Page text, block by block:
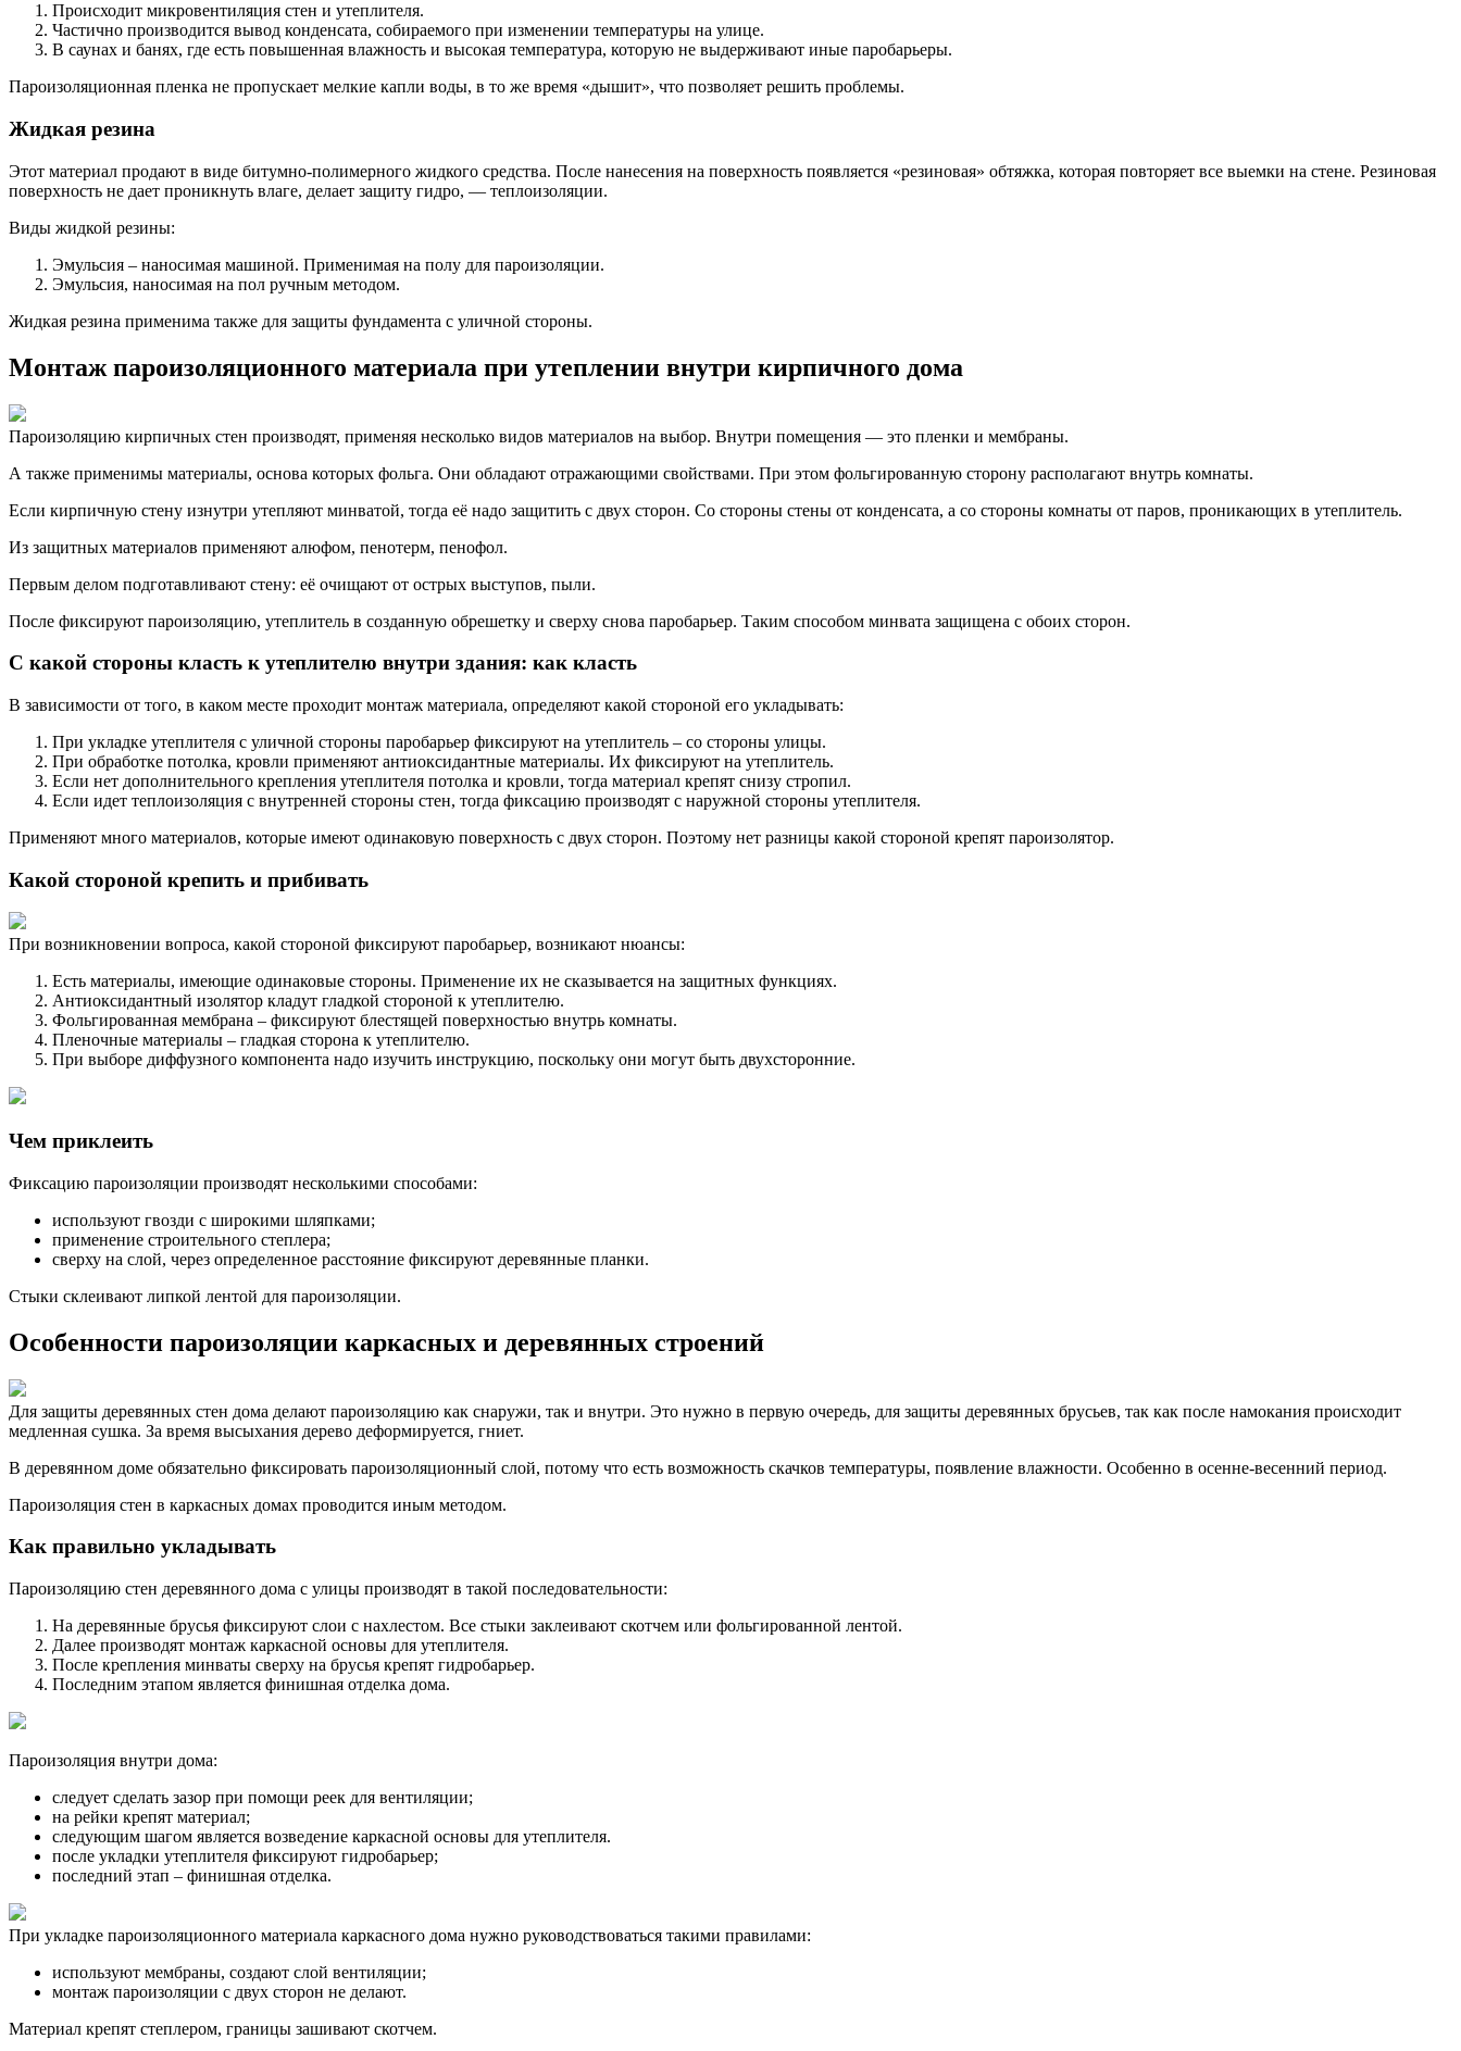
Происходит микровентиляция стен и утеплителя.
Частично производится вывод конденсата, собираемого при изменении температуры на улице.
В саунах и банях, где есть повышенная влажность и высокая температура, которую не выдерживают иные паробарьеры.
Пароизоляционная пленка не пропускает мелкие капли воды, в то же время «дышит», что позволяет решить проблемы.
Жидкая резина
Этот материал продают в виде битумно-полимерного жидкого средства. После нанесения на поверхность появляется «резиновая» обтяжка, которая повторяет все выемки на стене. Резиновая
поверхность не дает проникнуть влаге, делает защиту гидро, — теплоизоляции.
Виды жидкой резины:
Эмульсия – наносимая машиной. Применимая на полу для пароизоляции.
Эмульсия, наносимая на пол ручным методом.
Жидкая резина применима также для защиты фундамента с уличной стороны.
Монтаж пароизоляционного материала при утеплении внутри кирпичного дома
Пароизоляцию кирпичных стен производят, применяя несколько видов материалов на выбор. Внутри помещения — это пленки и мембраны.
А также применимы материалы, основа которых фольга. Они обладают отражающими свойствами. При этом фольгированную сторону располагают внутрь комнаты.
Если кирпичную стену изнутри утепляют минватой, тогда её надо защитить с двух сторон. Со стороны стены от конденсата, а со стороны комнаты от паров, проникающих в утеплитель.
Из защитных материалов применяют алюфом, пенотерм, пенофол.
Первым делом подготавливают стену: её очищают от острых выступов, пыли.
После фиксируют пароизоляцию, утеплитель в созданную обрешетку и сверху снова паробарьер. Таким способом минвата защищена с обоих сторон.
С какой стороны класть к утеплителю внутри здания: как класть
В зависимости от того, в каком месте проходит монтаж материала, определяют какой стороной его укладывать:
При укладке утеплителя с уличной стороны паробарьер фиксируют на утеплитель – со стороны улицы.
При обработке потолка, кровли применяют антиоксидантные материалы. Их фиксируют на утеплитель.
Если нет дополнительного крепления утеплителя потолка и кровли, тогда материал крепят снизу стропил.
Если идет теплоизоляция с внутренней стороны стен, тогда фиксацию производят с наружной стороны утеплителя.
Применяют много материалов, которые имеют одинаковую поверхность с двух сторон. Поэтому нет разницы какой стороной крепят пароизолятор.
Какой стороной крепить и прибивать
При возникновении вопроса, какой стороной фиксируют паробарьер, возникают нюансы:
Есть материалы, имеющие одинаковые стороны. Применение их не сказывается на защитных функциях.
Антиоксидантный изолятор кладут гладкой стороной к утеплителю.
Фольгированная мембрана – фиксируют блестящей поверхностью внутрь комнаты.
Пленочные материалы – гладкая сторона к утеплителю.
При выборе диффузного компонента надо изучить инструкцию, поскольку они могут быть двухсторонние.
Чем приклеить
Фиксацию пароизоляции производят несколькими способами:
используют гвозди с широкими шляпками;
применение строительного степлера;
сверху на слой, через определенное расстояние фиксируют деревянные планки.
Стыки склеивают липкой лентой для пароизоляции.
Особенности пароизоляции каркасных и деревянных строений
Для защиты деревянных стен дома делают пароизоляцию как снаружи, так и внутри. Это нужно в первую очередь, для защиты деревянных брусьев, так как после намокания происходит
медленная сушка. За время высыхания дерево деформируется, гниет.
В деревянном доме обязательно фиксировать пароизоляционный слой, потому что есть возможность скачков температуры, появление влажности. Особенно в осенне-весенний период.
Пароизоляция стен в каркасных домах проводится иным методом.
Как правильно укладывать
Пароизоляцию стен деревянного дома с улицы производят в такой последовательности:
На деревянные брусья фиксируют слои с нахлестом. Все стыки заклеивают скотчем или фольгированной лентой.
Далее производят монтаж каркасной основы для утеплителя.
После крепления минваты сверху на брусья крепят гидробарьер.
Последним этапом является финишная отделка дома.
Пароизоляция внутри дома:
следует сделать зазор при помощи реек для вентиляции;
на рейки крепят материал;
следующим шагом является возведение каркасной основы для утеплителя.
после укладки утеплителя фиксируют гидробарьер;
последний этап – финишная отделка.
При укладке пароизоляционного материала каркасного дома нужно руководствоваться такими правилами:
используют мембраны, создают слой вентиляции;
монтаж пароизоляции с двух сторон не делают.
Материал крепят степлером, границы зашивают скотчем.